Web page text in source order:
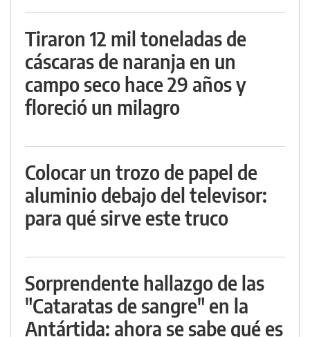
Tiraron 12 mil toneladas de
cáscaras de naranja en un
campo seco hace 29 años y
floreció un milagro
Colocar un trozo de papel de
aluminio debajo del televisor:
para qué sirve este truco
Sorprendente hallazgo de las
"Cataratas de sangre" en la
Antártida: ahora se sabe qué es